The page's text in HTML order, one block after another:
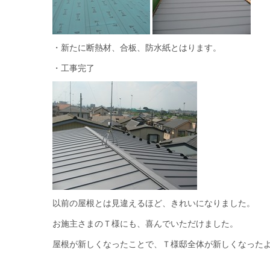
・新たに断熱材、合板、防水紙とはります。
・工事完了
以前の屋根とは見違えるほど、きれいになりました。
お施主さまのＴ様にも、喜んでいただけました。
屋根が新しくなったことで、Ｔ様邸全体が新しくなった